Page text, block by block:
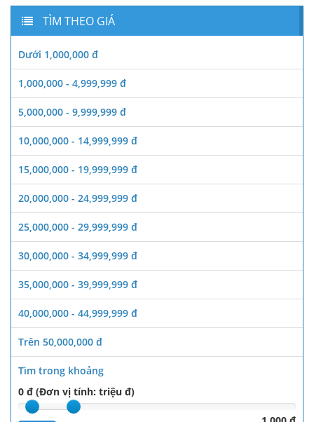
TÌM THEO GIÁ
Dưới 1,000,000 đ
1,000,000 - 4,999,999 đ
5,000,000 - 9,999,999 đ
10,000,000 - 14,999,999 đ
15,000,000 - 19,999,999 đ
20,000,000 - 24,999,999 đ
25,000,000 - 29,999,999 đ
30,000,000 - 34,999,999 đ
35,000,000 - 39,999,999 đ
40,000,000 - 44,999,999 đ
Trên 50,000,000 đ
Tìm trong khoảng
0 đ (Đơn vị tính: triệu đ)